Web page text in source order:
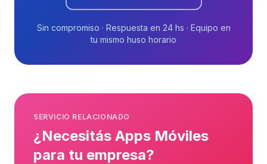
Sin compromiso · Respuesta en 24 hs · Equipo en
tu mismo huso horario
SERVICIO RELACIONADO
¿Necesitás Apps Móviles
para tu empresa?